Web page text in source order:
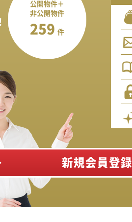
公開物件＋
非公開物件
259 件
新規会員登録